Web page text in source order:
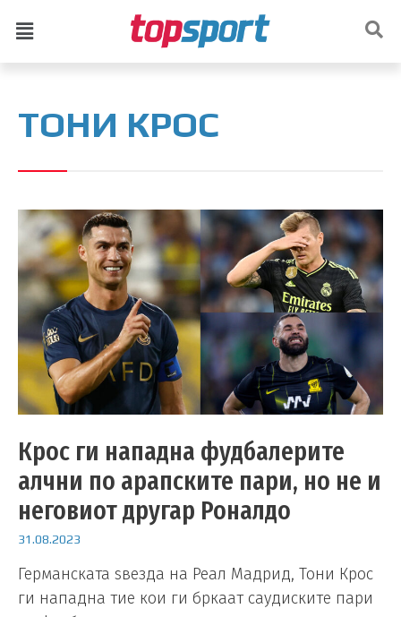
ТОНИ КРОС
Крос ги нападна фудбалерите
алчни по арапските пари, но не и
неговиот другар Роналдо
31.08.2023
Германската ѕвезда на Реал Мадрид, Тони Крос
ги нападна тие кои ги бркаат саудиските пари